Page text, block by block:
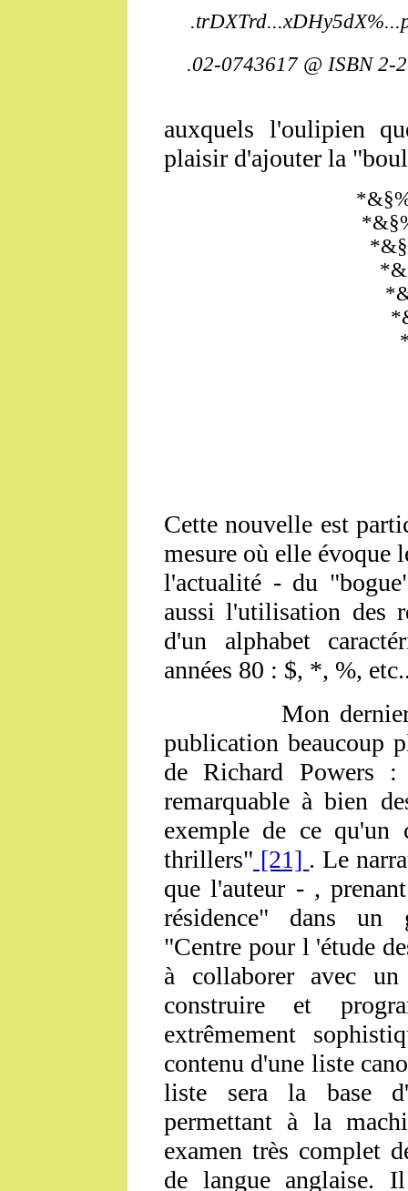
.02-0743617 @ ISBN 2-
auxquels l'oulipien
plaisir d'ajouter la
Cette nouvelle est
mesure où elle évoque
l'actualité - du
aussi l'utilisation des
d'un alphabet
années 80 : $, *, %,
Mon dernier
publication beaucoup
de Richard Powers
remarquable à bien
exemple de ce qu'un
thrillers" [21] . Le
que l'auteur - ,
résidence" dans un
"Centre pour l 'étude
à collaborer avec
construire et
extrêmement
contenu d'une liste
liste sera la base
permettant à la
examen très complet
de langue anglaise.